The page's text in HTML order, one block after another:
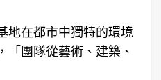
地在都市中獨特的環境
團隊從藝術、建築、